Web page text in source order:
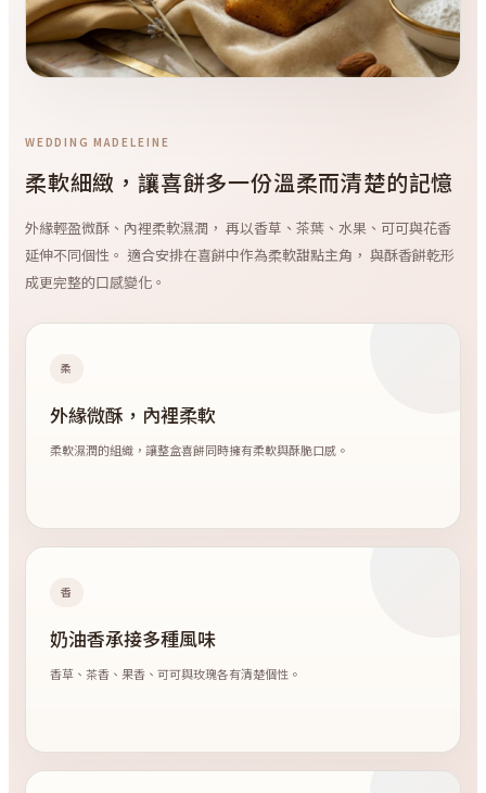
WEDDING MADELEINE
柔軟細緻，讓喜餅多一份溫柔而清楚的記憶
外緣輕盈微酥、內裡柔軟濕潤， 再以香草、茶葉、水果、可可與花香
延伸不同個性。 適合安排在喜餅中作為柔軟甜點主角， 與酥香餅乾形
成更完整的口感變化。
柔
外緣微酥，內裡柔軟
柔軟濕潤的組織，讓整盒喜餅同時擁有柔軟與酥脆口感。
香
奶油香承接多種風味
香草、茶香、果香、可可與玫瑰各有清楚個性。